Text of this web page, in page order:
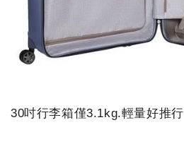
30吋行李箱僅3.1kg.輕量好推行